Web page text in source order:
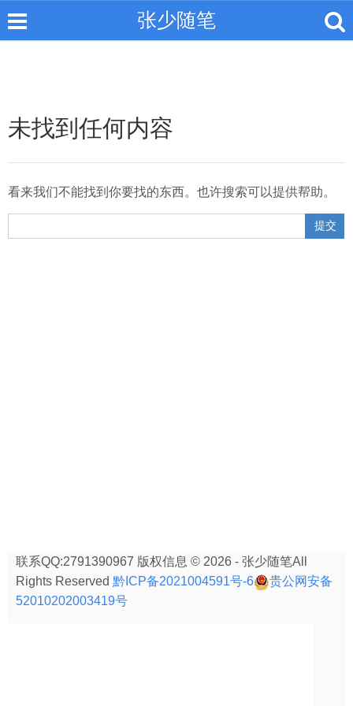
张少随笔
未找到任何内容
看来我们不能找到你要找的东西。也许搜索可以提供帮助。
提交
联系QQ:2791390967 版权信息 © 2026 - 张少随笔All
Rights Reserved 黔ICP备2021004591号-6
贵公网安备
52010202003419号